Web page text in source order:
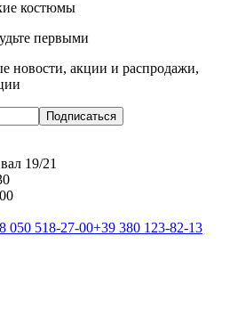
костюмы
первыми
новости, акции и распродажи,
Подписаться
19/21
050 518-27-00+39 380 123-82-13